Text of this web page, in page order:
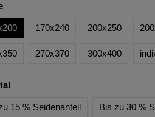
170x240 200x250
270x370 300x400
15 % Seidenanteil Bis zu 30 %